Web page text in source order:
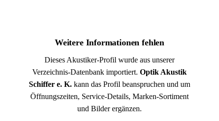
Weitere Informationen fehlen
Dieses Akustiker-Profil wurde aus unserer
Verzeichnis-Datenbank importiert. Optik Akustik
Schiffer e. K. kann das Profil beanspruchen und um
Öffnungszeiten, Service-Details, Marken-Sortiment
und Bilder ergänzen.